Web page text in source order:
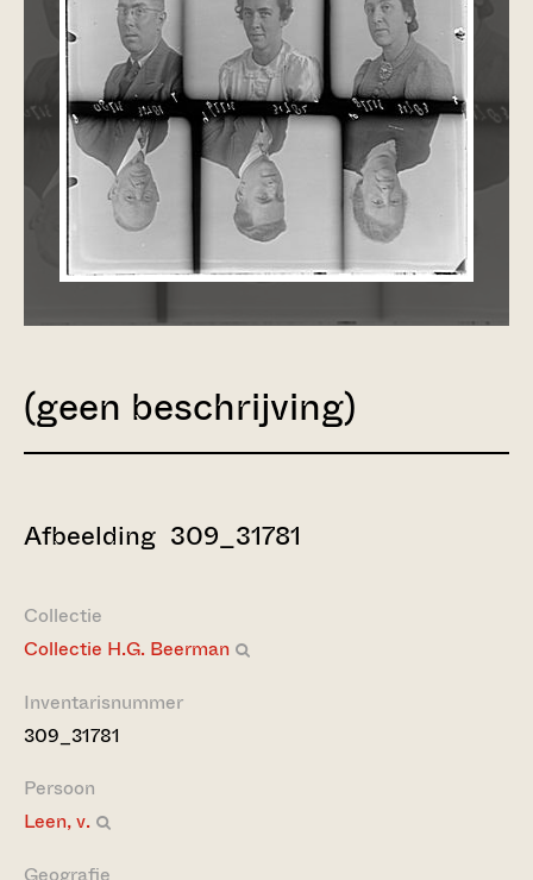
(geen beschrijving)
Afbeelding 309_31781
Collectie
Collectie H.G. Beerman
Inventarisnummer
309_31781
Persoon
Leen, v.